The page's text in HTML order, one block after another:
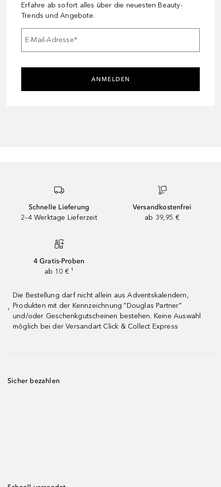
Erfahre ab sofort alles über die neuesten Beauty-
Trends und Angebote.
E-Mail-Adresse*
ANMELDEN
Schnelle Lieferung
2–4 Werktage Lieferzeit
Versandkostenfrei
ab 39,95 €
4 Gratis-Proben
ab 10 € ¹
¹
Die Bestellung darf nicht allein aus Adventskalendern,
Produkten mit der Kennzeichnung "Douglas Partner"
und/oder Geschenkgutscheinen bestehen. Keine Auswahl
möglich bei der Versandart Click & Collect Express
Sicher bezahlen